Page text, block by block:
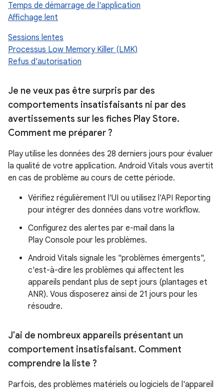
Temps de démarrage de l'application
Affichage lent
Sessions lentes
Processus Low Memory Killer (LMK)
Refus d'autorisation
Je ne veux pas être surpris par des
comportements insatisfaisants ni par des
avertissements sur les fiches Play Store.
Comment me préparer ?
Play utilise les données des 28 derniers jours pour évaluer
la qualité de votre application. Android Vitals vous avertit
en cas de problème au cours de cette période.
Vérifiez régulièrement l'UI ou utilisez l'API Reporting
pour intégrer des données dans votre workflow.
Configurez des alertes par e-mail dans la
Play Console pour les problèmes.
Android Vitals signale les "problèmes émergents",
c'est-à-dire les problèmes qui affectent les
appareils pendant plus de sept jours (plantages et
ANR). Vous disposerez ainsi de 21 jours pour les
résoudre.
J'ai de nombreux appareils présentant un
comportement insatisfaisant. Comment
comprendre la liste ?
Parfois, des problèmes matériels ou logiciels de l'appareil